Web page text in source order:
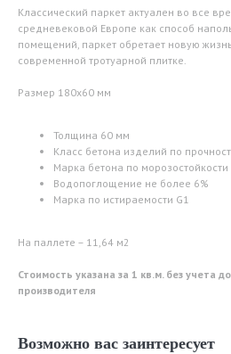
Классический паркет актуален во все
средневековой Европе как способ
помещений, паркет обретает новую
современной тротуарной плитке.
Размер 180х60 мм
Толщина 60 мм
Класс бетона изделий по
Марка бетона по морозостойкости
Водопоглощение не более 6%
Марка по истираемости G1
На паллете – 11,64 м2
Стоимость указана за 1 кв.м. без учета
производителя
Возможно вас заинтересует